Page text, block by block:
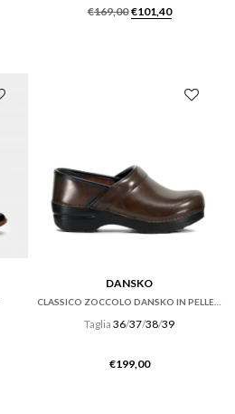
€169,00 Il
€101,40Il
DANSKO
CLASSICO ZOCCOLO DANSKO IN PELLE CABRIO HICKORY MARRONE
Taglia 36/37/38/39
€199,00